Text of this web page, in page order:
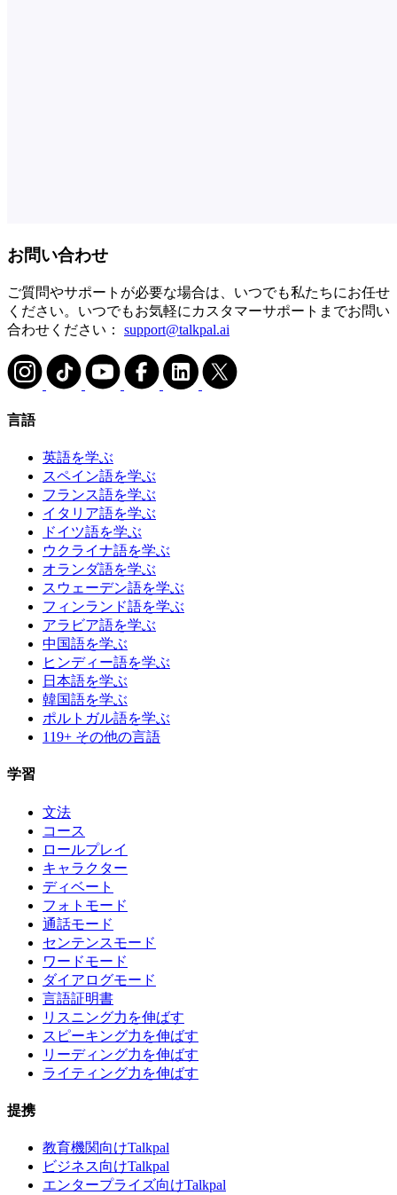
お問い合わせ
ご質問やサポートが必要な場合は、いつでも私たちにお任せ
ください。いつでもお気軽にカスタマーサポートまでお問い
合わせください： support@talkpal.ai
言語
英語を学ぶ
スペイン語を学ぶ
フランス語を学ぶ
イタリア語を学ぶ
ドイツ語を学ぶ
ウクライナ語を学ぶ
オランダ語を学ぶ
スウェーデン語を学ぶ
フィンランド語を学ぶ
アラビア語を学ぶ
中国語を学ぶ
ヒンディー語を学ぶ
日本語を学ぶ
韓国語を学ぶ
ポルトガル語を学ぶ
119+ その他の言語
学習
文法
コース
ロールプレイ
キャラクター
ディベート
フォトモード
通話モード
センテンスモード
ワードモード
ダイアログモード
言語証明書
リスニング力を伸ばす
スピーキング力を伸ばす
リーディング力を伸ばす
ライティング力を伸ばす
提携
教育機関向けTalkpal
ビジネス向けTalkpal
エンタープライズ向けTalkpal